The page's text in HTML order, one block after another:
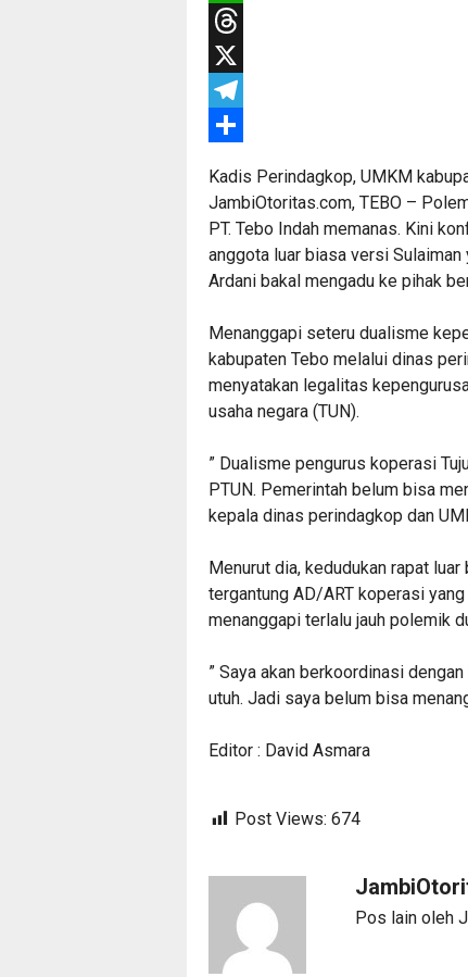
WhatsApp
Threads
X
Telegram
Kadis Perindagkop, UMKM
JambiOtoritas.com, TEBO –
PT. Tebo Indah memanas. Kini
anggota luar biasa versi
Ardani bakal mengadu ke pihak
Menanggapi seteru dualisme
kabupaten Tebo melalui dinas
menyatakan legalitas
usaha negara (TUN).
” Dualisme pengurus koperasi
PTUN. Pemerintah belum bisa
kepala dinas perindagkop dan
Menurut dia, kedudukan rapat
tergantung AD/ART koperasi
menanggapi terlalu jauh polemik
” Saya akan berkoordinasi
utuh. Jadi saya belum bisa
Editor : David Asmara
Post Views: 674
Pos lain oleh